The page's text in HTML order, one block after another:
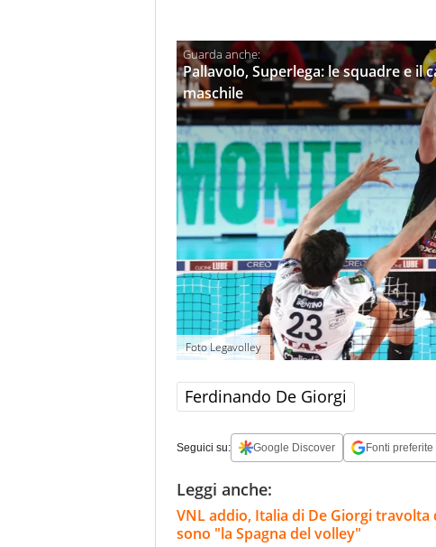
Pallavolo, Superlega: le squadre e il
maschile
Foto Legavolley
Ferdinando De Giorgi
Seguici su: Google Discover Fonti preferite
Leggi anche:
VNL addio, Italia di De Giorgi
sono "la Spagna del volley"